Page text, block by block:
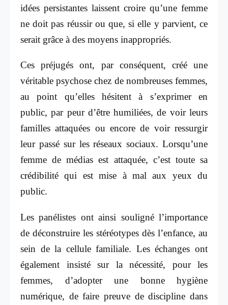
idées persistantes laissent croire qu’une femme
ne doit pas réussir ou que, si elle y parvient, ce
serait grâce à des moyens inappropriés.
Ces préjugés ont, par conséquent, créé une
véritable psychose chez de nombreuses femmes,
au point qu’elles hésitent à s’exprimer en
public, par peur d’être humiliées, de voir leurs
familles attaquées ou encore de voir ressurgir
leur passé sur les réseaux sociaux. Lorsqu’une
femme de médias est attaquée, c’est toute sa
crédibilité qui est mise à mal aux yeux du
public.
Les panélistes ont ainsi souligné l’importance
de déconstruire les stéréotypes dès l’enfance, au
sein de la cellule familiale. Les échanges ont
également insisté sur la nécessité, pour les
femmes, d’adopter une bonne hygiène
numérique, de faire preuve de discipline dans